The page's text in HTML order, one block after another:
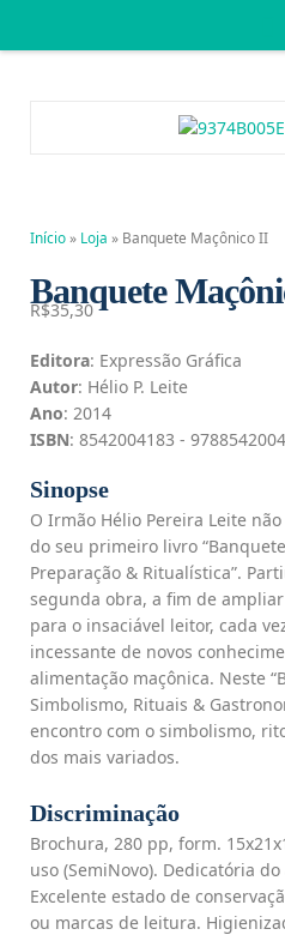
Início» Loja » Banquete Maçônico II
Banquete
R$35,30
Editora: Expressão Gráfica
Autor: Hélio P. Leite
Ano: 2014
ISBN: 8542004183 -
Sinopse
O Irmão Hélio Pereira Leite
do seu primeiro livro
Preparação & Ritualística”.
segunda obra, a fim de
para o insaciável leitor, cada
incessante de novos
alimentação maçônica. Neste
Simbolismo, Rituais &
encontro com o simbolismo,
dos mais variados.
Discriminação
Brochura, 280 pp, form.
uso (SemiNovo). Dedicatória
Excelente estado de
ou marcas de leitura.